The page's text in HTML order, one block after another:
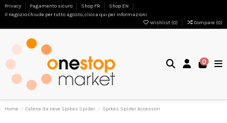
Privacy Pagamento sicuro Shop FR
Shop EN
Il negozio chiude per tutto agosto, clicca qui per informazioni
Wishlist (0) Compare (0)
0
Home Catene da neve Spikes Spider Spikes Spider Accessori